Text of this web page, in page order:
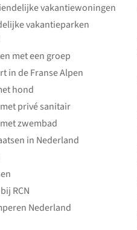
vakantiewoningen
vakantieparken
met een groep
in de Franse Alpen
hond
privé sanitair
zwembad
in Nederland
RCN
Nederland